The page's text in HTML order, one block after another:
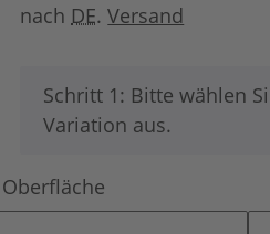
nach DE.Versand
x
Schritt 1: Bitte wählen
Variation aus.
Oberfläche